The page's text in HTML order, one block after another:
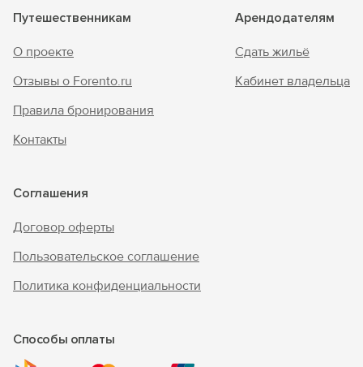
Путешественникам
О проекте
Отзывы о Forento.ru
Правила бронирования
Контакты
Арендодателям
Сдать жильё
Кабинет владельца
Соглашения
Договор оферты
Пользовательское соглашение
Политика конфиденциальности
Способы оплаты